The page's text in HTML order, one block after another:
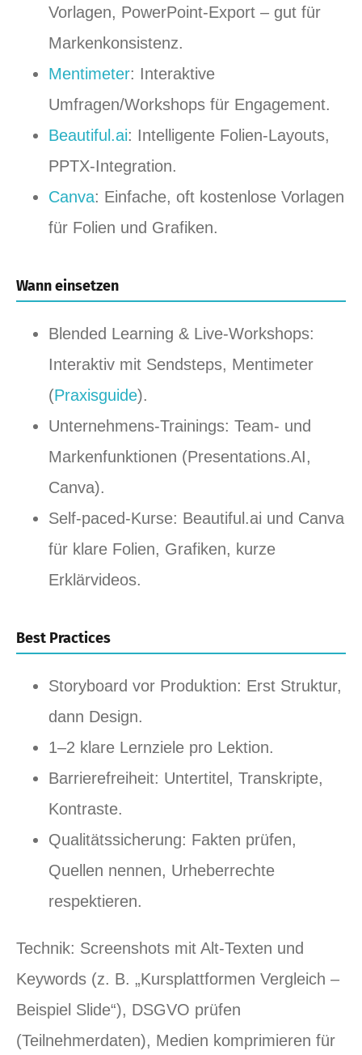
Vorlagen, PowerPoint‑Export – gut für
Markenkonsistenz.
Mentimeter: Interaktive
Umfragen/Workshops für Engagement.
Beautiful.ai: Intelligente Folien‑Layouts,
PPTX‑Integration.
Canva: Einfache, oft kostenlose Vorlagen
für Folien und Grafiken.
Wann einsetzen
Blended Learning & Live‑Workshops:
Interaktiv mit Sendsteps, Mentimeter
(Praxisguide).
Unternehmens‑Trainings: Team‑ und
Markenfunktionen (Presentations.AI,
Canva).
Self‑paced‑Kurse: Beautiful.ai und Canva
für klare Folien, Grafiken, kurze
Erklärvideos.
Best Practices
Storyboard vor Produktion: Erst Struktur,
dann Design.
1–2 klare Lernziele pro Lektion.
Barrierefreiheit: Untertitel, Transkripte,
Kontraste.
Qualitätssicherung: Fakten prüfen,
Quellen nennen, Urheberrechte
respektieren.
Technik: Screenshots mit Alt‑Texten und
Keywords (z. B. „Kursplattformen Vergleich –
Beispiel Slide“), DSGVO prüfen
(Teilnehmerdaten), Medien komprimieren für